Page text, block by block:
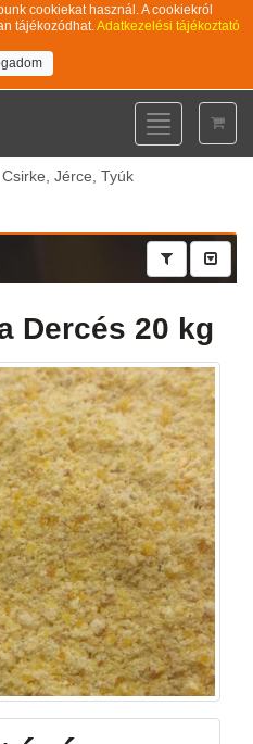
cookiekat használ. A cookiekról
tájékozódhat.Adatkezelési tájékoztató
Toggle
navigation
Csirke, Jérce, Tyúk
Dercés 20 kg